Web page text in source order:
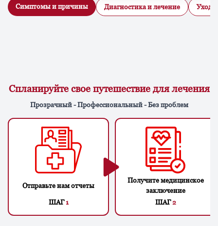
Симптомы и причины Диагностика и лечение Уход
Спланируйте свое путешествие для лечения
Прозрачный - Профессиональный - Без проблем
Отправьте нам отчеты
ШАГ1
Получите медицинское
заключение
ШАГ2